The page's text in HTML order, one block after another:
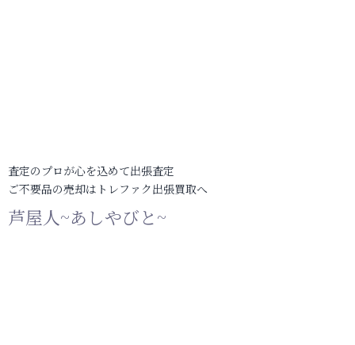
査定のプロが心を込めて出張査定
ご不要品の売却はトレファク出張買取へ
芦屋人~あしやびと~